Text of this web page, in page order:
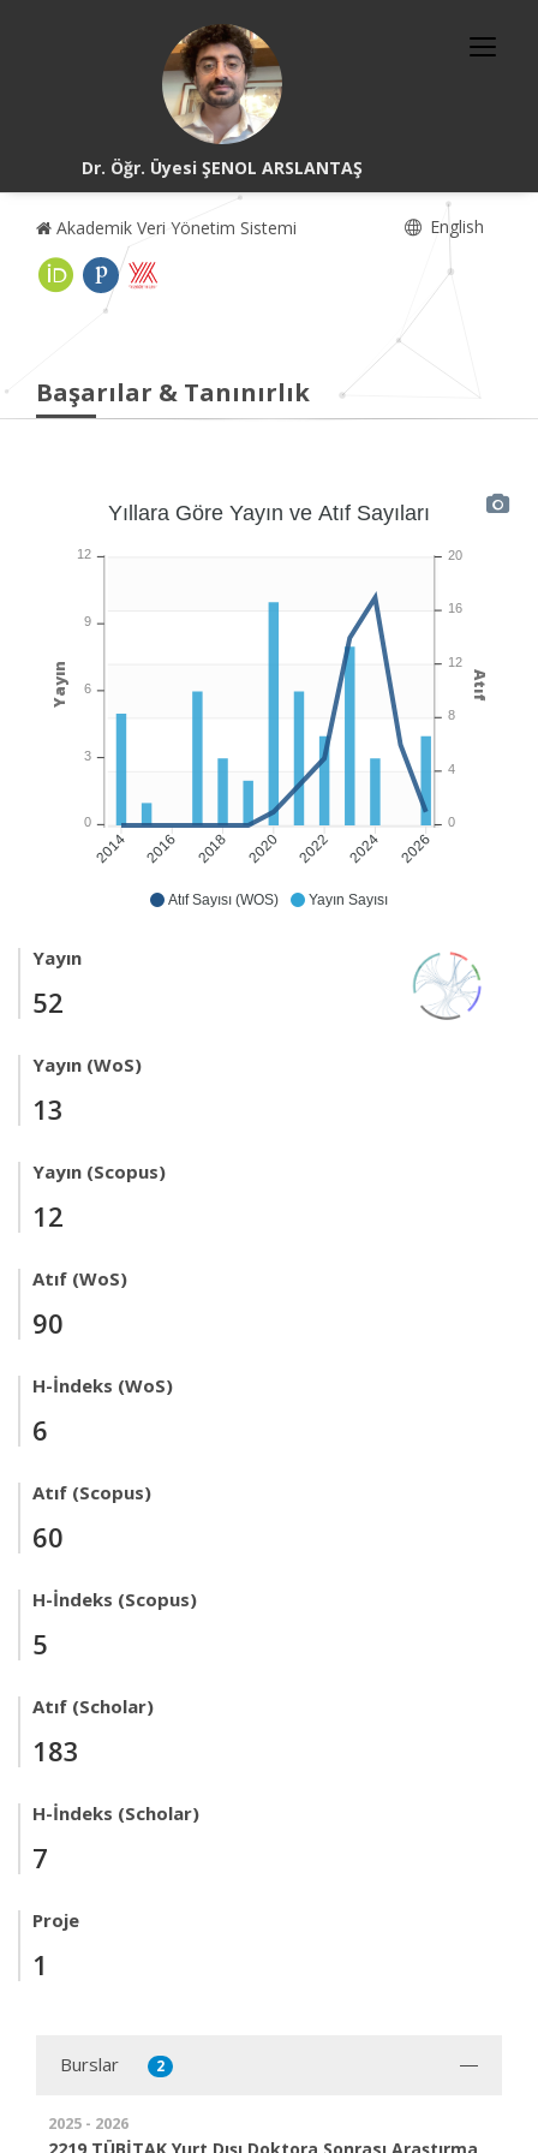
Dr. Öğr. Üyesi ŞENOL ARSLANTAŞ
Akademik Veri Yönetim Sistemi English
Başarılar & Tanınırlık
Atıf Sayısı (WOS) Yayın Sayısı
2014 2016 2018 2020 2022 2024 2026
Yıllara Göre Yayın ve Atıf Sayıları
20
16
12
8
4
0
Atıf
12
9
6
3
0
Yayın
Yayın
52
Yayın (WoS)
13
Yayın (Scopus)
12
Atıf (WoS)
90
H-İndeks (WoS)
6
Atıf (Scopus)
60
H-İndeks (Scopus)
5
Atıf (Scholar)
183
H-İndeks (Scholar)
7
Proje
1
Burslar 2
2025 - 2026